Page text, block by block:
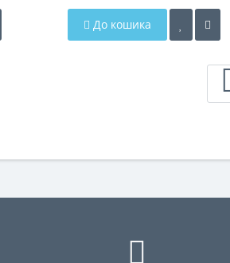
До кошика